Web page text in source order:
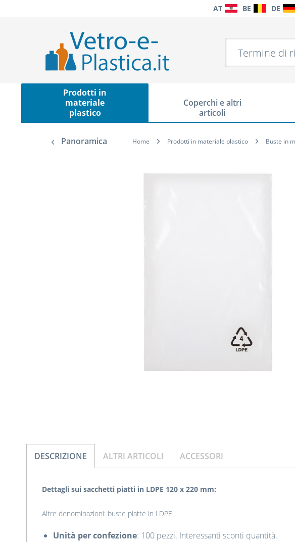
AT BE DE
Prodotti in
materiale
plastico
Coperchi e altri
articoli
Panoramica Home Prodotti in materiale plastico Buste in
DESCRIZIONE ALTRI ARTICOLI ACCESSORI
Dettagli sui sacchetti piatti in LDPE 120 x 220 mm:
Altre denominazioni: buste piatte in LDPE
Unità per confezione: 100 pezzi. Interessanti sconti quantità.